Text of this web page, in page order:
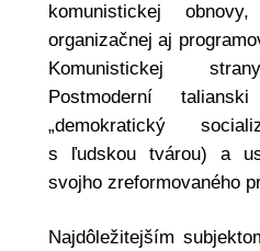
komunistickej
organizačnej aj
Komunistickej
Postmoderní
„demokratický
s ľudskou tvárou) a
svojho zreformovaného
Najdôležitejším